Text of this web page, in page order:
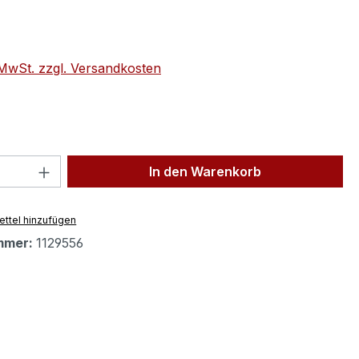
zzgl. Versandkosten
Anzahl: Gib den gewünschten Wert
In den Warenkorb
hinzufügen
1129556